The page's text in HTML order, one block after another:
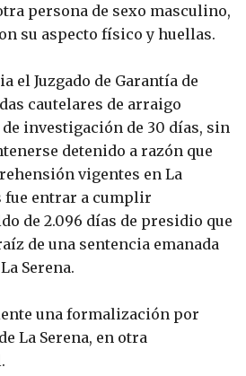
persona de sexo masculino,
su aspecto físico y huellas.
el Juzgado de Garantía de
cautelares de arraigo
investigación de 30 días, sin
detenido a razón que
vigentes en La
fue entrar a cumplir
de 2.096 días de presidio que
de una sentencia emanada
Serena.
una formalización por
La Serena, en otra